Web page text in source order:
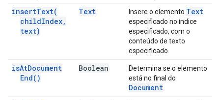
insertText(
childIndex,
text)
Text Insere o elemento Text
especificado no índice
especificado, com o
conteúdo de texto
especificado.
isAtDocument
End( )
Boolean
Determina se o elemento
está no final do
Document